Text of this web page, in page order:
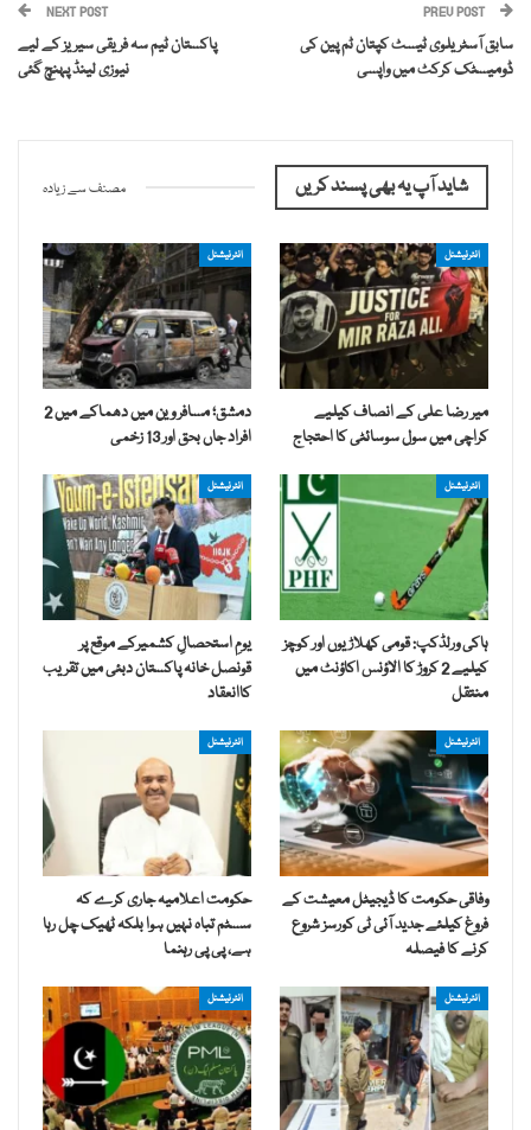
PREV POST
سابق آسٹریلوی ٹیسٹ کپتان ٹم پین کی
ڈومیسٹک کرکٹ میں واپسی
NEXT POST
پاکستان ٹیم سہ فریقی سیریز کے لیے
نیوزی لینڈ پہنچ گئی
شاید آپ یہ بھی پسند کریں مصنف سے زیادہ
انٹرنیشنل
میر رضا علی کے انصاف کیلیے
کراچی میں سول سوسائٹی کا احتجاج
انٹرنیشنل
دمشق؛ مسافر وین میں دھماکے میں 2
افراد جاں بحق اور 13 زخمی
انٹرنیشنل
ہاکی ورلڈکپ: قومی کھلاڑیوں اور کوچز
کیلیے 2 کروڑ کا الاؤنس اکاؤنٹ میں
منتقل
انٹرنیشنل
یومِ استحصالِ کشمیرکے موقع پر
قونصل خانہ پاکستان دبئی میں تقریب
کاانعقاد
انٹرنیشنل
وفاقی حکومت کا ڈیجیٹل معیشت کے
فروغ کیلئے جدید آئی ٹی کورسز شروع
کرنے کا فیصلہ
انٹرنیشنل
حکومت اعلامیہ جاری کرے کہ
سسٹم تباہ نہیں ہوا بلکہ ٹھیک چل رہا
ہے، پی پی رہنما
انٹرنیشنل انٹرنیشنل